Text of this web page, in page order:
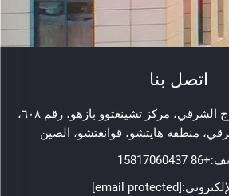
اتصل بنا
Add: الغرفة ١١٠٦، البرج الشرقي، مركز تشينغتوو بازهو، رقم ٦٠٨،
منطقة هايتشو، قوانغتشو، الصين
+86 15817060437
[email protected]